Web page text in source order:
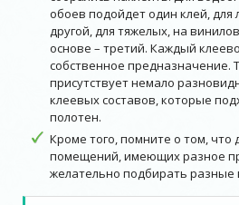
обоев подойдет один клей, для
другой, для тяжелых, на
основе – третий. Каждый
собственное предназначение.
присутствует немало
клеевых составов, которые
полотен.
Кроме того, помните о том, что
помещений, имеющих разное
желательно подбирать разные